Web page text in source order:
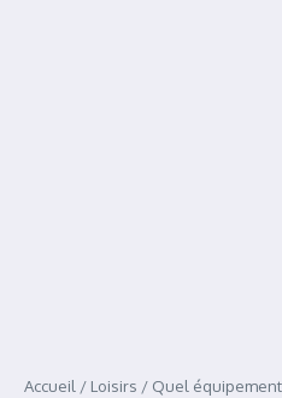
Accueil / Loisirs / Quel